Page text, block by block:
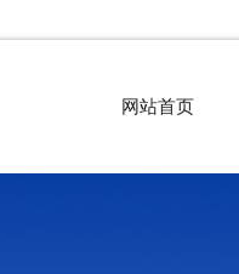
网站首页